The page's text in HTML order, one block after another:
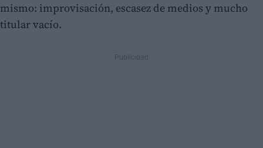
mismo: improvisación, escasez de medios y mucho
titular vacío.